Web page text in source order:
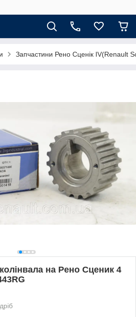
Запчастини Рено Сценік IV(Renault
на Рено Сценик 4